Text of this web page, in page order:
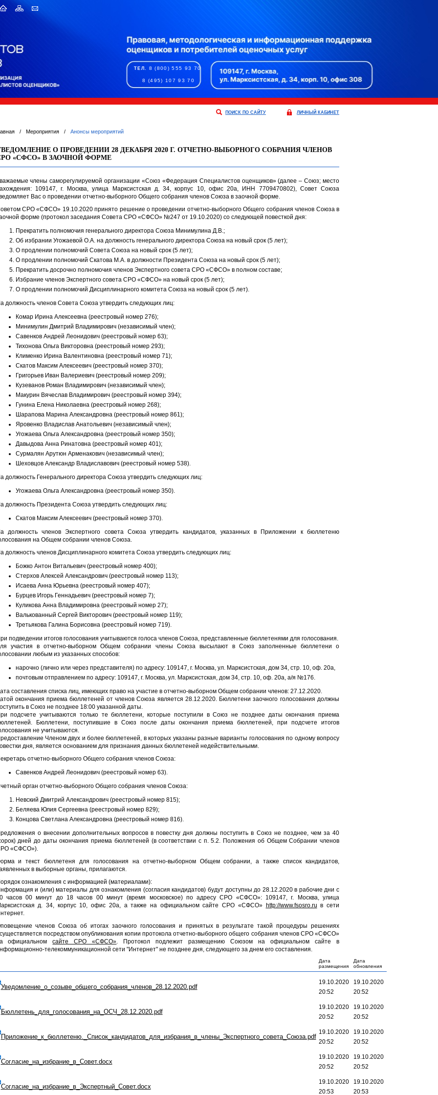
ТЕЛ. 8 (800) 555 93 70
8 (495) 107 93 70
ПОИСК ПО САЙТУ ЛИЧНЫЙ КАБИНЕТ
/ Мероприятия / Анонсы мероприятий
О ПРОВЕДЕНИИ 28 ДЕКАБРЯ 2020 Г. ОТЧЕТНО-ВЫБОРНОГО СОБРАНИЯ ЧЛЕНОВ
«СФСО» В ЗАОЧНОЙ ФОРМЕ
члены саморегулируемой организации «Союз «Федерация Специалистов оценщиков» (далее – Союз; место
109147, г. Москва, улица Марксистская д. 34, корпус 10, офис 20а, ИНН 7709470802), Совет Союза
Вас о проведении отчетно-выборного Общего собрания членов Союза в заочной форме.
СРО «СФСО» 19.10.2020 принято решение о проведении отчетно-выборного Общего собрания членов Союза в
форме (протокол заседания Совета СРО «СФСО» №247 от 19.10.2020) со следующей повесткой дня:
Прекратить полномочия генерального директора Союза Минимулина Д.В.;
Об избрании Угожаевой О.А. на должность генерального директора Союза на новый срок (5 лет);
О продлении полномочий Совета Союза на новый срок (5 лет);
О продлении полномочий Скатова М.А. в должности Президента Союза на новый срок (5 лет);
Прекратить досрочно полномочия членов Экспертного совета СРО «СФСО» в полном составе;
Избрание членов Экспертного совета СРО «СФСО» на новый срок (5 лет);
О продлении полномочий Дисциплинарного комитета Союза на новый срок (5 лет).
должность членов Совета Союза утвердить следующих лиц:
Комар Ирина Алексеевна (реестровый номер 276);
Минимулин Дмитрий Владимирович (независимый член);
Савенков Андрей Леонидович (реестровый номер 63);
Тихонова Ольга Викторовна (реестровый номер 293);
Клименко Ирина Валентиновна (реестровый номер 71);
Скатов Максим Алексеевич (реестровый номер 370);
Григорьев Иван Валериевич (реестровый номер 209);
Кузеванов Роман Владимирович (независимый член);
Макурин Вячеслав Владимирович (реестровый номер 394);
Гунина Елена Николаевна (реестровый номер 268);
Шарапова Марина Александровна (реестровый номер 861);
Яровенко Владислав Анатольевич (независимый член);
Угожаева Ольга Александровна (реестровый номер 350);
Давыдова Анна Ринатовна (реестровый номер 401);
Сурмалян Арутюн Арменакович (независимый член);
Шеховцов Александр Владиславович (реестровый номер 538).
должность Генерального директора Союза утвердить следующих лиц:
Угожаева Ольга Александровна (реестровый номер 350).
должность Президента Союза утвердить следующих лиц:
Скатов Максим Алексеевич (реестровый номер 370).
должность членов Экспертного совета Союза утвердить кандидатов, указанных в Приложении к бюллетеню
на Общем собрании членов Союза.
должность членов Дисциплинарного комитета Союза утвердить следующих лиц:
Божко Антон Витальевич (реестровый номер 400);
Стерхов Алексей Александрович (реестровый номер 113);
Исаева Анна Юрьевна (реестровый номер 407);
Бурцев Игорь Геннадьевич (реестровый номер 7);
Куликова Анна Владимировна (реестровый номер 27);
Валькованный Сергей Викторович (реестровый номер 119);
Третьякова Галина Борисовна (реестровый номер 719).
подведении итогов голосования учитываются голоса членов Союза, представленные бюллетенями для голосования.
участия в отчетно-выборном Общем собрании члены Союза высылают в Союз заполненные бюллетени о
любым из указанных способов:
нарочно (лично или через представителя) по адресу: 109147, г. Москва, ул. Марксистская, дом 34, стр. 10, оф. 20а,
почтовым отправлением по адресу: 109147, г. Москва, ул. Марксистская, дом 34, стр. 10, оф. 20а, а/я №176.
составления списка лиц, имеющих право на участие в отчетно-выборном Общем собрании членов: 27.12.2020.
окончания приема бюллетеней от членов Союза является 28.12.2020. Бюллетени заочного голосования должны
в Союз не позднее 18:00 указанной даты.
подсчете учитываются только те бюллетени, которые поступили в Союз не позднее даты окончания приема
Бюллетени, поступившие в Союз после даты окончания приема бюллетеней, при подсчете итогов
не учитываются.
Членом двух и более бюллетеней, в которых указаны разные варианты голосования по одному вопросу
дня, является основанием для признания данных бюллетеней недействительными.
отчетно-выборного Общего собрания членов Союза:
Савенков Андрей Леонидович (реестровый номер 63).
орган отчетно-выборного Общего собрания членов Союза:
Невский Дмитрий Александрович (реестровый номер 815);
Беляева Юлия Сергеевна (реестровый номер 829);
Концова Светлана Александровна (реестровый номер 816).
о внесении дополнительных вопросов в повестку дня должны поступить в Союз не позднее, чем за 40
дней до даты окончания приема бюллетеней (в соответствии с п. 5.2. Положения об Общем Собрании членов
«СФСО»).
и текст бюллетеня для голосования на отчетно-выборном Общем собрании, а также список кандидатов,
в выборные органы, прилагаются.
ознакомления с информацией (материалами):
и (или) материалы для ознакомления (согласия кандидатов) будут доступны до 28.12.2020 в рабочие дни с
часов 00 минут до 18 часов 00 минут (время московское) по адресу СРО «СФСО»: 109147, г. Москва, улица
д. 34, корпус 10, офис 20а, а также на официальном сайте СРО «СФСО» http://www.fsosro.ru в сети
членов Союза об итогах заочного голосования и принятых в результате такой процедуры решениях
посредством опубликования копии протокола отчетно-выборного общего собрания членов СРО «СФСО»
официальномсайте СРО «СФСО». Протокол подлежит размещению Союзом на официальном сайте в
телекоммуникационной сети "Интернет" не позднее дня, следующего за днем его составления.
Дата
размещения
Дата
обновления
Уведомление_о_созыве_общего_собрания_членов_28.12.2020.pdf
19.10.2020
20:52
19.10.2020
20:52
Бюллетень_для_голосования_на_ОСЧ_28.12.2020.pdf
19.10.2020
20:52
19.10.2020
20:52
Приложение_к_бюллетеню._Список_кандидатов_для_избрания_в_члены_Экспертного_совета_Союза.pdf
19.10.2020
20:52
19.10.2020
20:52
Согласие_на_избрание_в_Совет.docx
19.10.2020
20:52
19.10.2020
20:52
Согласие_на_избрание_в_Экспертный_Совет.docx
19.10.2020
20:53
19.10.2020
20:53